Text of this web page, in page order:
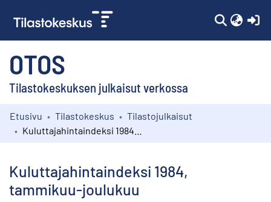
OTOS
Tilastokeskuksen julkaisut verkossa
Kokoelmat
Etusivu Tilastokeskus
Tilastojulkaisut
Kuluttajahintaindeksi 1984,
tammikuu-joulukuu